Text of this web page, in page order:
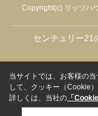
Copyright(c) リッツハ
センチュリー21
当サイトでは、お客様の
して、クッキー（Cookie
詳しくは、当社の 「